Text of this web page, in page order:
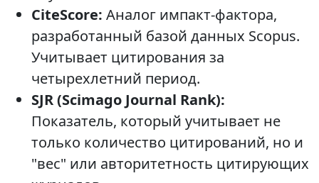
CiteScore: Аналог импакт-фактора,
разработанный базой данных Scopus.
Учитывает цитирования за
четырехлетний период.
SJR (Scimago Journal Rank):
Показатель, который учитывает не
только количество цитирований, но и
"вес" или авторитетность цитирующих